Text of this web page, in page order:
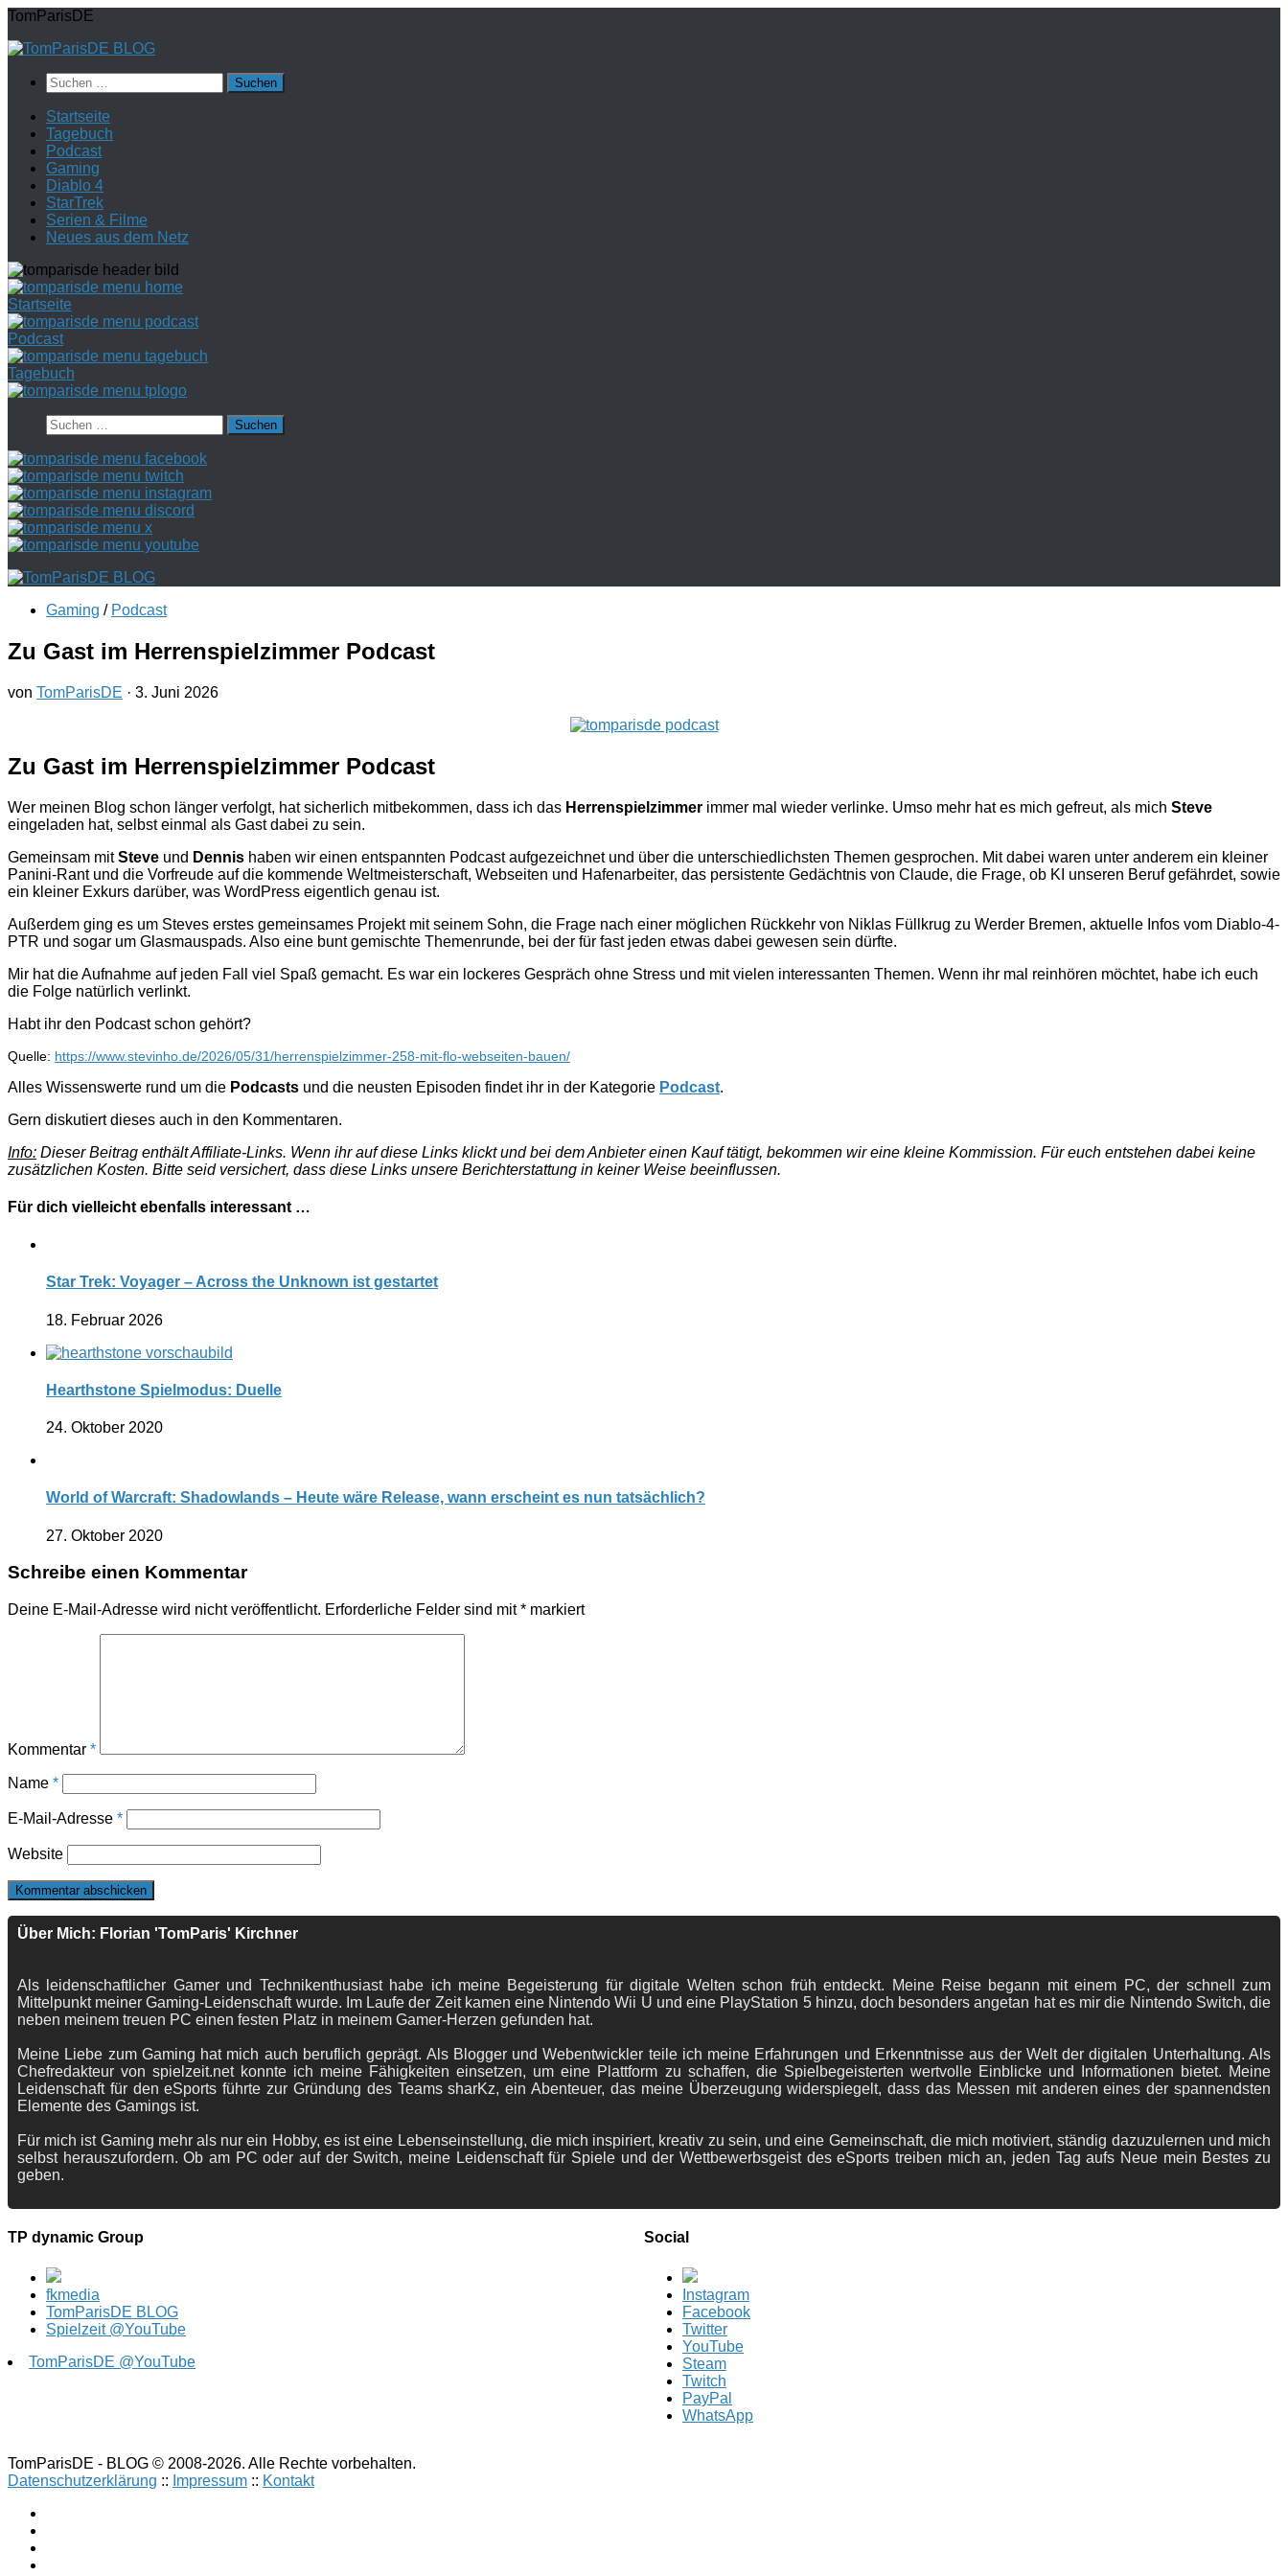
Zum
springen
TomParisDE
Suchen
nach:
Startseite
Tagebuch
Podcast
Gaming
Diablo 4
StarTrek
Serien & Filme
Neues aus dem Netz
Startseite
Podcast
Tagebuch
Suchen
nach:
Gaming / Podcast
Zu Gast im Herrenspielzimmer Podcast
von TomParisDE · 3. Juni 2026
Zu Gast im Herrenspielzimmer Podcast
Wer meinen Blog schon länger verfolgt, hat sicherlich mitbekommen, dass ich das Herrenspielzimmer immer mal wieder verlinke. Umso mehr hat es mich gefreut, als mich Steve
eingeladen hat, selbst einmal als Gast dabei zu sein.
Gemeinsam mitSteve und Dennis haben wir einen entspannten Podcast aufgezeichnet und über die unterschiedlichsten Themen gesprochen. Mit dabei waren unter anderem ein kleiner
Panini-Rant und die Vorfreude auf die kommende Weltmeisterschaft, Webseiten und Hafenarbeiter, das persistente Gedächtnis von Claude, die Frage, ob KI unseren Beruf gefährdet, sowie
ein kleiner Exkurs darüber, was WordPress eigentlich genau ist.
Außerdem ging es um Steves erstes gemeinsames Projekt mit seinem Sohn, die Frage nach einer möglichen Rückkehr von Niklas Füllkrug zu Werder Bremen, aktuelle Infos vom Diablo-4-
PTR und sogar um Glasmauspads. Also eine bunt gemischte Themenrunde, bei der für fast jeden etwas dabei gewesen sein dürfte.
Mir hat die Aufnahme auf jeden Fall viel Spaß gemacht. Es war ein lockeres Gespräch ohne Stress und mit vielen interessanten Themen. Wenn ihr mal reinhören möchtet, habe ich euch
die Folge natürlich verlinkt.
Habt ihr den Podcast schon gehört?
Quelle: https://www.stevinho.de/2026/05/31/herrenspielzimmer-258-mit-flo-webseiten-bauen/
Alles Wissenswerte rund um die Podcasts und die neusten Episoden findet ihr in der Kategorie Podcast.
Gern diskutiert dieses auch in den Kommentaren.
Info: Dieser Beitrag enthält Affiliate-Links. Wenn ihr auf diese Links klickt und bei dem Anbieter einen Kauf tätigt, bekommen wir eine kleine Kommission. Für euch entstehen dabei keine
zusätzlichen Kosten. Bitte seid versichert, dass diese Links unsere Berichterstattung in keiner Weise beeinflussen.
Für dich vielleicht ebenfalls interessant …
Star Trek: Voyager – Across the Unknown ist gestartet
18. Februar 2026
Hearthstone Spielmodus: Duelle
24. Oktober 2020
World of Warcraft: Shadowlands – Heute wäre Release, wann erscheint es nun tatsächlich?
27. Oktober 2020
Schreibe einen Kommentar
Deine E-Mail-Adresse wird nicht veröffentlicht. Erforderliche Felder sind mit* markiert
Kommentar *
Name *
E-Mail-Adresse *
Website
Über Mich: Florian 'TomParis' Kirchner
Als leidenschaftlicher Gamer und Technikenthusiast habe ich meine Begeisterung für digitale Welten schon früh entdeckt. Meine Reise begann mit einem PC, der schnell zum
Mittelpunkt meiner Gaming-Leidenschaft wurde. Im Laufe der Zeit kamen eine Nintendo Wii U und eine PlayStation 5 hinzu, doch besonders angetan hat es mir die Nintendo Switch, die
neben meinem treuen PC einen festen Platz in meinem Gamer-Herzen gefunden hat.
Meine Liebe zum Gaming hat mich auch beruflich geprägt. Als Blogger und Webentwickler teile ich meine Erfahrungen und Erkenntnisse aus der Welt der digitalen Unterhaltung. Als
Chefredakteur von spielzeit.net konnte ich meine Fähigkeiten einsetzen, um eine Plattform zu schaffen, die Spielbegeisterten wertvolle Einblicke und Informationen bietet. Meine
Leidenschaft für den eSports führte zur Gründung des Teams sharKz, ein Abenteuer, das meine Überzeugung widerspiegelt, dass das Messen mit anderen eines der spannendsten
Elemente des Gamings ist.
Für mich ist Gaming mehr als nur ein Hobby, es ist eine Lebenseinstellung, die mich inspiriert, kreativ zu sein, und eine Gemeinschaft, die mich motiviert, ständig dazuzulernen und mich
selbst herauszufordern. Ob am PC oder auf der Switch, meine Leidenschaft für Spiele und der Wettbewerbsgeist des eSports treiben mich an, jeden Tag aufs Neue mein Bestes zu
geben.
TP dynamic Group
fkmedia
TomParisDE BLOG
Spielzeit @YouTube
TomParisDE @YouTube
Social
Instagram
Facebook
Twitter
YouTube
Steam
Twitch
PayPal
WhatsApp
TomParisDE - BLOG © 2008-2026. Alle Rechte vorbehalten.
Datenschutzerklärung :: Impressum :: Kontakt